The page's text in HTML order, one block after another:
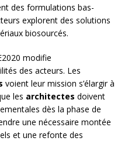
des formulations bas-
explorent des solutions
biosourcés.
modifie
des acteurs. Les
voient leur mission s’élargir à
les architectes doivent
dès la phase de
une nécessaire montée
et une refonte des